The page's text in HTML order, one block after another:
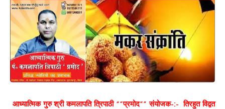
आध्यात्मिक गुरु श्री कमलापति त्रिपाठी “”प्रमोद”” संयोजक-:- तिरहुत विद्वत